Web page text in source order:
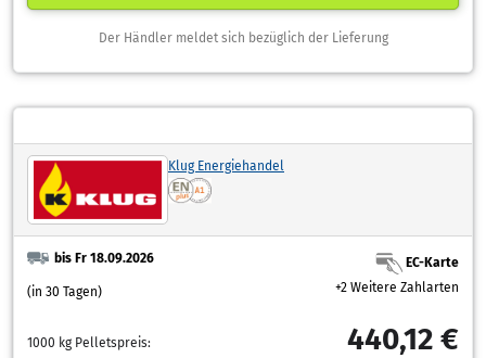
Der Händler meldet sich bezüglich der Lieferung
Klug Energiehandel
bis Fr 18.09.2026
(in 30 Tagen)
EC-Karte
+2 Weitere Zahlarten
1000 kg Pelletspreis: 440,12 €